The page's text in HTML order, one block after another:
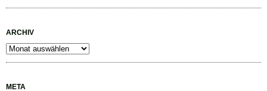
ARCHIV
Archiv
META